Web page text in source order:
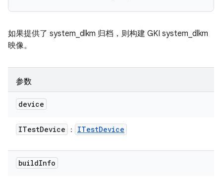
如果提供了 system_dlkm 归档，则构建 GKI system_dlkm
映像。
参数
device
ITestDevice ： ITestDevice
buildInfo